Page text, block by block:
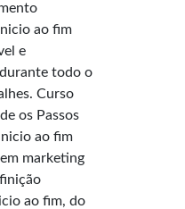
ao fim
e
todo o
Curso
os Passos
ao fim
marketing
ao fim, do